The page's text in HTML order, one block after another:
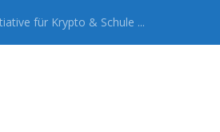
für Krypto & Schule ...